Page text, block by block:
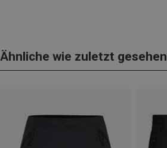
Ähnliche wie zuletzt gesehen